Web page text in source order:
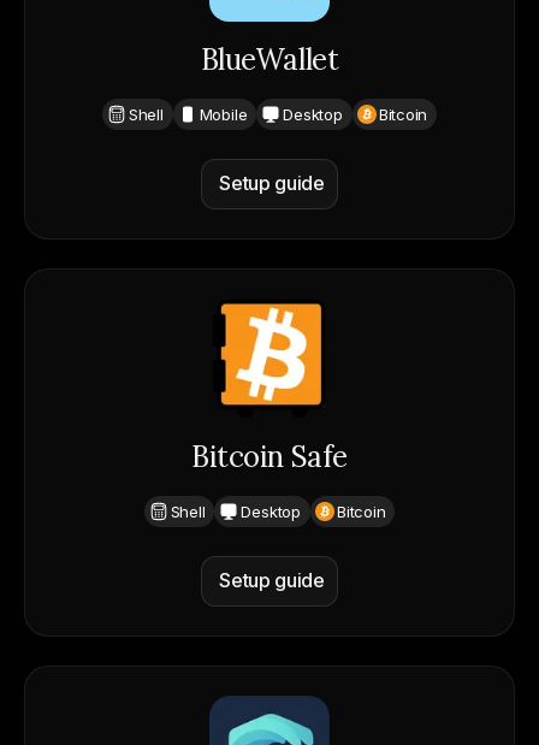
BlueWallet
Shell Mobile Desktop Bitcoin
Setup guide
Bitcoin Safe
Shell Desktop Bitcoin
Setup guide